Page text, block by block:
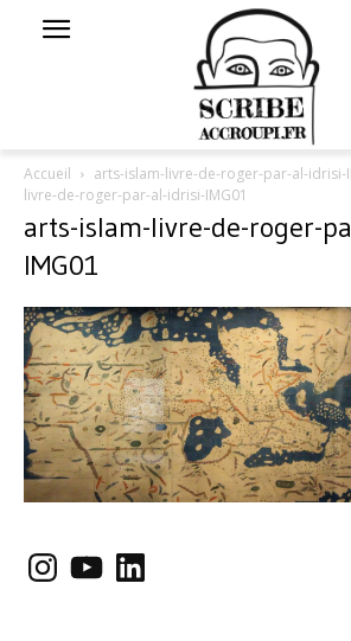
Accueil arts-islam-livre-de-roger-par-al-idrisi-
livre-de-roger-par-al-idrisi-IMG01
arts-islam-livre-de-roger-
IMG01
Instagram
YouTubeLinkedIn